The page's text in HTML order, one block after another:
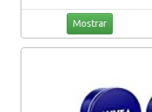
Mostrar